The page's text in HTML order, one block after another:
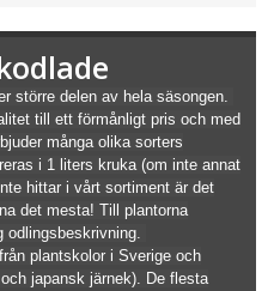
större delen av hela säsongen.
till ett förmånligt pris och med
många olika sorters
i 1 liters kruka (om inte annat
hittar i vårt sortiment är det
det mesta! Till plantorna
odlingsbeskrivning.
plantskolor i Sverige och
japansk järnek). De flesta